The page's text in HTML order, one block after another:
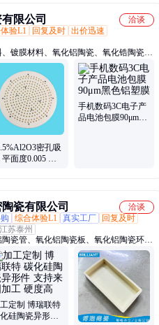
限公司
洽谈
验L1 回复及时 出价迅速
镀膜材料、氧化铝陶瓷、氧化锆陶瓷、
高温陶瓷、陶瓷板、绝缘陶瓷、防静电
可加工陶瓷、微晶玻璃陶瓷、铝塑膜、
装膜、钛靶材、镍靶材、ITO靶材、石墨
密孔吸
平面度0.005 高
手机数码3C电子产
品电池包膜90μm黑
瓷有限公司
洽谈
综合体验L1 真实工厂
回复及时
江苏泰州
瓷管、氧化铝陶瓷板、氧化铝陶瓷环、
、氧化铝陶瓷棒
定制 博瑞联特
硅陶瓷异形件